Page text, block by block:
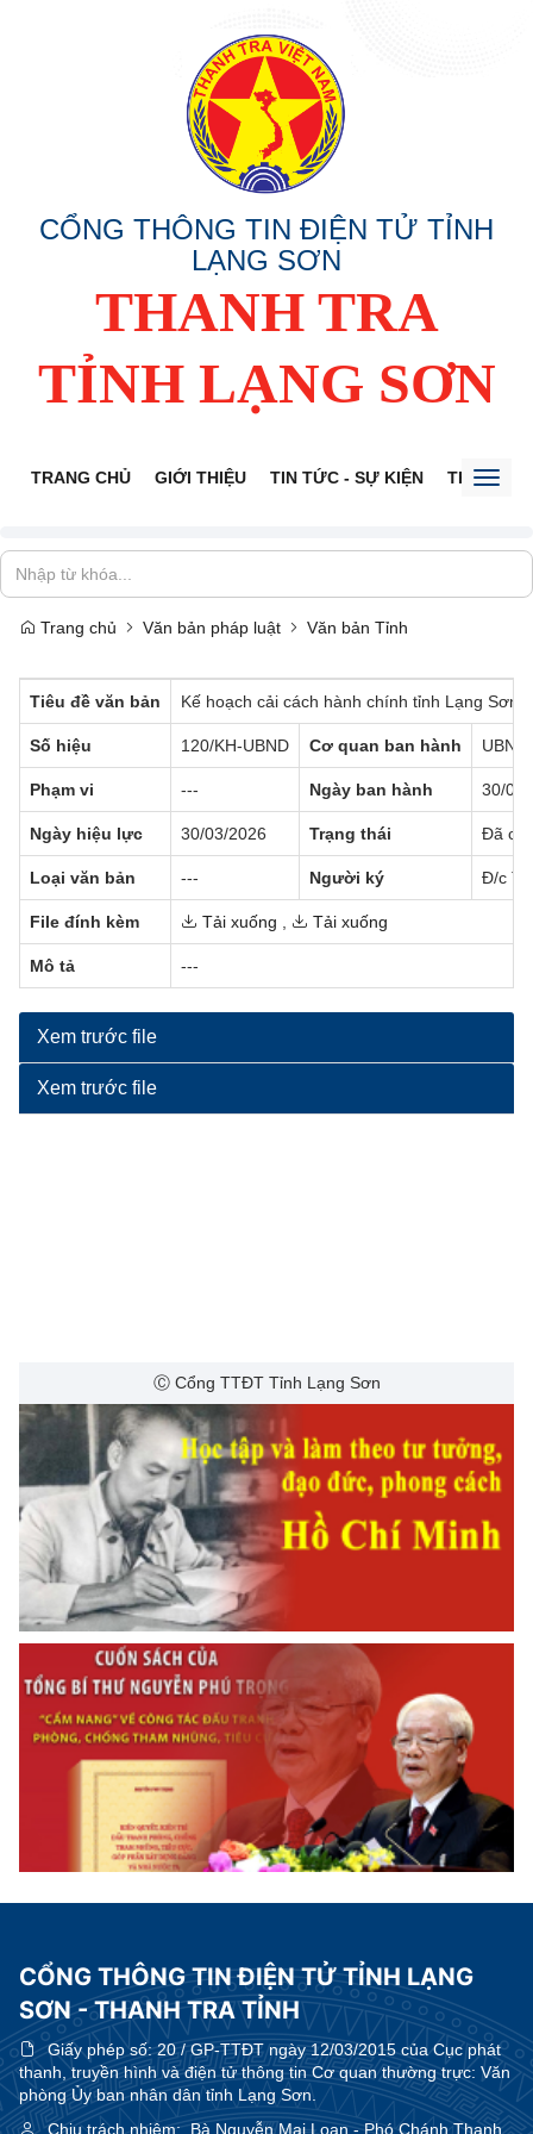
CỔNG THÔNG TIN ĐIỆN TỬ TỈNH
LẠNG SƠN
THANH TRA
TỈNH LẠNG SƠN
TRANG CHỦ GIỚI THIỆU TIN TỨC - SỰ KIỆN THÔNG
Trang chủ Văn bản pháp luật Văn bản Tỉnh
Tiêu đề văn bản Kế hoạch cải cách hành chính tỉnh Lạng Sơn
Số hiệu 120/KH-UBND Cơ quan ban hành
Phạm vi --- Ngày ban hành 30/03/
Ngày hiệu lực 30/03/2026 Trạng thái Đã có
Loại văn bản --- Người ký Đ/c
File đính kèm Tải xuống Tải xuống
Mô tả ---
Xem trước file
Xem trước file
Ⓒ Cổng TTĐT Tỉnh Lạng Sơn
CỔNG THÔNG TIN ĐIỆN TỬ TỈNH LẠNG
SƠN - THANH TRA TỈNH
Giấy phép số:20 / GP-TTĐT ngày 12/03/2015 của Cục phát
thanh, truyền hình và điện tử thông tin Cơ quan thường trực: Văn
phòng Ủy ban nhân dân tỉnh Lạng Sơn.
Chịu trách nhiệm:Bà Nguyễn Mai Loan - Phó Chánh Thanh